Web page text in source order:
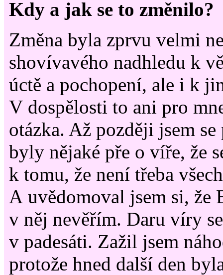
Kdy a jak se to změnilo?
Změna byla zprvu velmi
shovívavého nadhledu k
úctě a pochopení, ale i k
V dospělosti to ani pro
otázka. Až později jsem
byly nějaké pře o víře, že
k tomu, že není třeba
A uvědomoval jsem si, že
v něj nevěřím. Daru víry
v padesáti. Zažil jsem
protože hned další den